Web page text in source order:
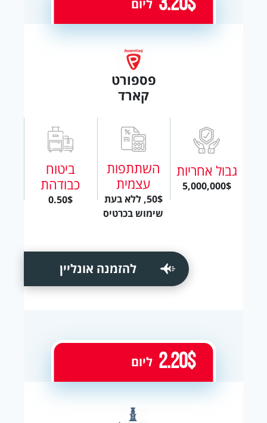
פספורט
קארד
גבול אחריות
5,000,000$
השתתפות
עצמית
50$, ללא בעת
שימוש בכרטיס
ביטוח
כבודהת
0.50$
ליום
להזמנה אונליין
2.20$ ליום